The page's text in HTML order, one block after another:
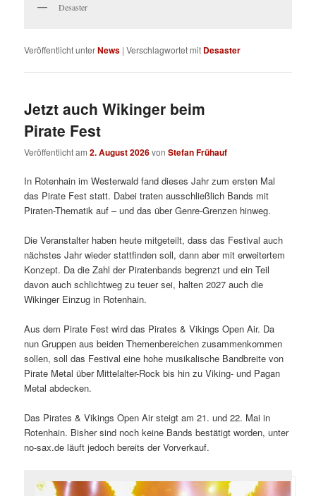
Desaster
Veröffentlicht unterNews |Verschlagwortet mit Desaster
Jetzt auch Wikinger beim
Pirate Fest
Veröffentlicht am2. August 2026vonStefan Frühauf
In Rotenhain im Westerwald fand dieses Jahr zum ersten Mal
das Pirate Fest statt. Dabei traten ausschließlich Bands mit
Piraten-Thematik auf – und das über Genre-Grenzen hinweg.
Die Veranstalter haben heute mitgeteilt, dass das Festival auch
nächstes Jahr wieder stattfinden soll, dann aber mit erweitertem
Konzept. Da die Zahl der Piratenbands begrenzt und ein Teil
davon auch schlichtweg zu teuer sei, halten 2027 auch die
Wikinger Einzug in Rotenhain.
Aus dem Pirate Fest wird das Pirates & Vikings Open Air. Da
nun Gruppen aus beiden Themenbereichen zusammenkommen
sollen, soll das Festival eine hohe musikalische Bandbreite von
Pirate Metal über Mittelalter-Rock bis hin zu Viking- und Pagan
Metal abdecken.
Das Pirates & Vikings Open Air steigt am 21. und 22. Mai in
Rotenhain. Bisher sind noch keine Bands bestätigt worden, unter
no-sax.de läuft jedoch bereits der Vorverkauf.